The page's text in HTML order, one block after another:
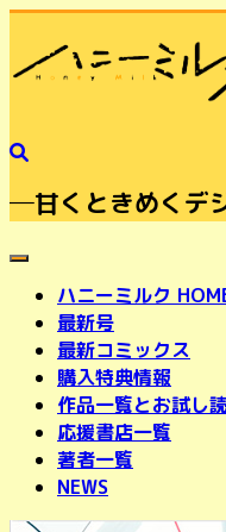
─甘くときめくデ
toggle navigation
ハニーミルク
最新号
最新コミックス
購入特典情報
作品一覧とお試し
応援書店一覧
著者一覧
NEWS